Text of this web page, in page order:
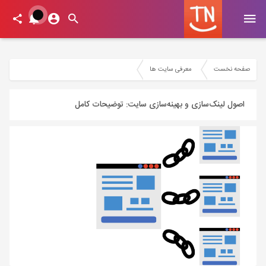
صفحه نخست معرفی سایت ها
اصول لینک‌سازی و بهینه‌سازی سایت: توضیحات کامل